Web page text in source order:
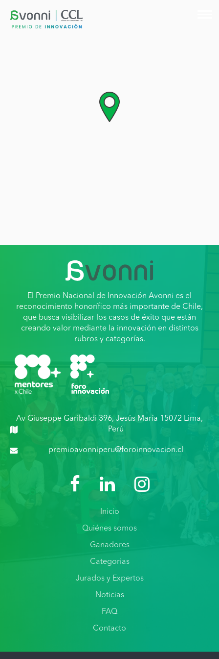
El Premio Nacional de Innovación Avonni es el
reconocimiento honorífico más importante de Chile,
que busca visibilizar los casos de éxito que están
creando valor mediante la innovación en distintos
rubros y categorías.
Av Giuseppe Garibaldi 396, Jesús María 15072 Lima,
Perú
premioavonniperu@foroinnovacion.cl
Inicio
Quiénes somos
Ganadores
Categorias
Jurados y Expertos
Noticias
FAQ
Contacto